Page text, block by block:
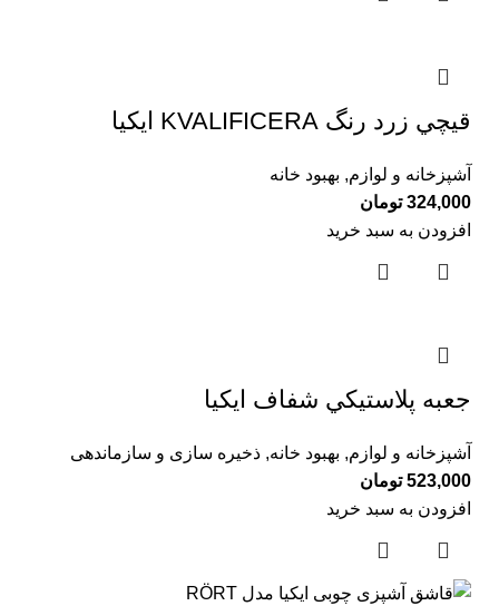
قيچي زرد رنگ KVALIFICERA ايكيا
آشپزخانه و لوازم, بهبود خانه
324,000 تومان
افزودن به سبد خرید
جعبه پلاستيكي شفاف ايكيا
آشپزخانه و لوازم, بهبود خانه, ذخیره سازی و سازماندهی
523,000 تومان
افزودن به سبد خرید